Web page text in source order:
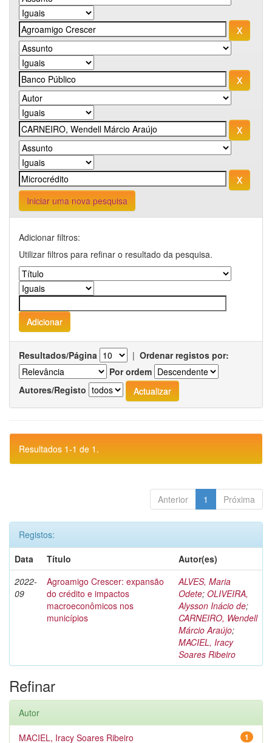
Iniciar uma nova pesquisa
Adicionar filtros:
Utilizar filtros para refinar o resultado da pesquisa.
Resultados/Página | Ordenar registos por:
Por ordem
Autores/Registo
Resultados 1-1 de 1.
Anterior 1 Próxima
Registos:
Data
Título
Autor(es)
2022-
09
Agroamigo Crescer: expansão
do crédito e impactos
macroeconômicos nos
municípios
ALVES, Maria
Odete; OLIVEIRA,
Alysson Inácio de;
CARNEIRO, Wendell
Márcio Araújo;
MACIEL, Iracy
Soares Ribeiro
Refinar
Autor
1
MACIEL, Iracy Soares Ribeiro